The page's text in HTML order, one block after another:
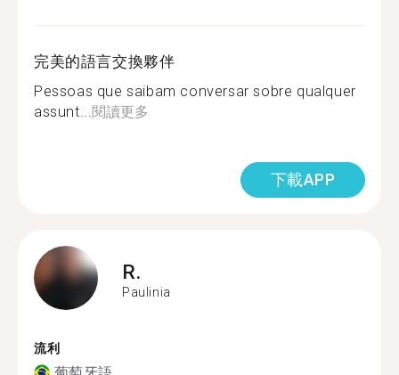
完美的語言交換夥伴
Pessoas que saibam conversar sobre qualquer
assunt...閱讀更多
下載APP
R.
Paulinia
流利